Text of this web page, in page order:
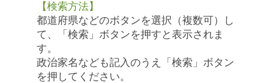
【検索方法】
都道府県などのボタンを選択（複数可）し
て、「検索」ボタンを押すと表示されま
す。
政治家名なども記入のうえ「検索」ボタン
を押してください。